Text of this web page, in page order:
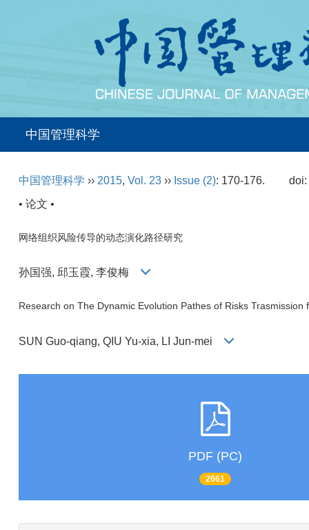
中国管理科学
中国管理科学 ›› 2015, Vol. 23 ›› Issue (2): 170-176.
• 论文 •
网络组织风险传导的动态演化路径研究
孙国强, 邱玉霞, 李俊梅
Research on The Dynamic Evolution Pathes of Risks Trasmission
SUN Guo-qiang, QIU Yu-xia, LI Jun-mei
PDF (PC)
2661